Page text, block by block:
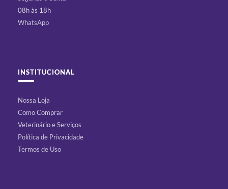
08h às 18h
WhatsApp
INSTITUCIONAL
Nossa Loja
Como Comprar
Veterinário e Serviços
Política de Privacidade
Termos de Uso